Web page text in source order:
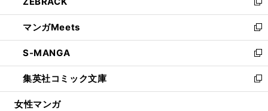
開
く
ド
ウ
で
開
く
ィ
ン
ド
ウ
で
開
く
い
ウ
ィ
ン
ド
ウ
で
開
新
し
い
ウ
ィ
ン
ド
ウ
マンガMeets
新
し
い
ウ
ィ
ン
S-MANGA
新
し
い
ウ
集英社コミック文庫
新
し
女性マンガ